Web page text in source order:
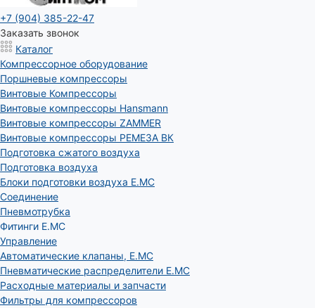
+7 (904) 385-22-47
Заказать звонок
Каталог
Компрессорное оборудование
Поршневые компрессоры
Винтовые Компрессоры
Винтовые компрессоры Hansmann
Винтовые компрессоры ZAMMER
Винтовые компрессоры РЕМЕЗА ВК
Подготовка сжатого воздуха
Подготовка воздуха
Блоки подготовки воздуха E.MC
Соединение
Пневмотрубка
Фитинги E.MC
Управление
Автоматические клапаны, Е.МС
Пневматические распределители E.MC
Расходные материалы и запчасти
Фильтры для компрессоров